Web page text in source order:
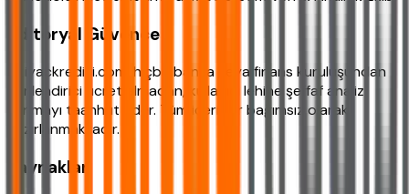
Editoryal Güvence
ihtiyackredisi.com, hiçbir banka veya finans kuruluşundan
yönlendirici ücret almadan, kullanıcı lehine şeffaf analiz
sunmayı taahhüt eder. Tüm içerikler bağımsız olarak
hazırlanmaktadır.
Kaynaklar